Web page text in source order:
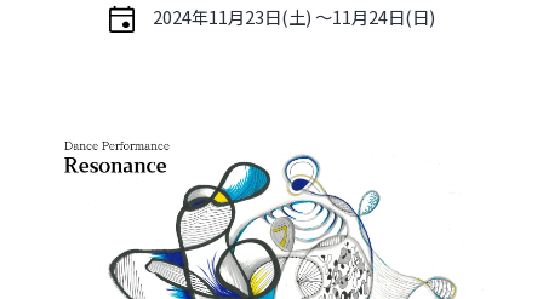
インタビュー
受講生・修了生の活動
展覧会アーカイブ
2024年11月23日(土) 〜11月24日(日)